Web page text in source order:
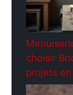
choisir
projets